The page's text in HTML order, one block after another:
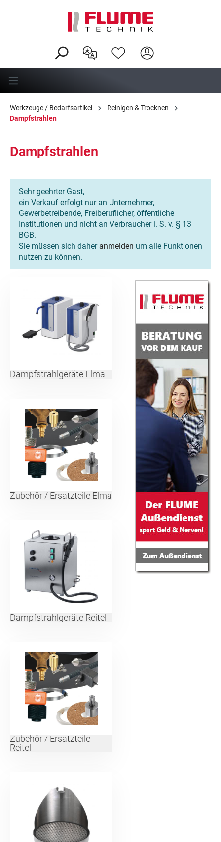
Werkzeuge / Bedarfsartikel
Reinigen & Trocknen
Dampfstrahlen
Dampfstrahlen
Sehr geehrter Gast,
ein Verkauf erfolgt nur an Unternehmer,
Gewerbetreibende, Freiberuflicher, öffentliche
Institutionen und nicht an Verbraucher i. S. v. § 13
BGB.
Sie müssen sich daher anmelden um alle Funktionen
nutzen zu können.
Dampfstrahlgeräte Elma
Zubehör / Ersatzteile Elma
Dampfstrahlgeräte Reitel
Zubehör / Ersatzteile
Reitel